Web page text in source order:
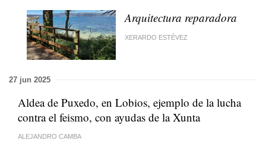
Arquitectura reparadora
XERARDO ESTÉVEZ
27 jun 2025
Aldea de Puxedo, en Lobios, ejemplo de la lucha
contra el feismo, con ayudas de la Xunta
ALEJANDRO CAMBA